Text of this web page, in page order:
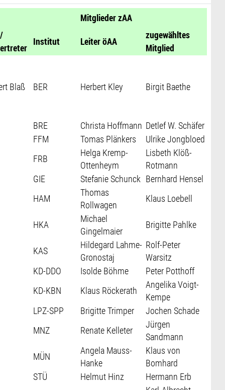
Mitglieder zAA
Institut Leiter öAA
zugewähltes
Mitglied
Blaß BER Herbert Kley Birgit Baethe
BRE Christa Hoffmann Detlef W. Schäfer
FFM Tomas Plänkers
Ulrike Jongbloed
FRB
Helga Kremp-
Ottenheym
Lisbeth Klöß-
Rotmann
GIE Stefanie Schunck Bernhard Hensel
HAM
Thomas
Rollwagen
Klaus Loebell
HKA
Michael
Gingelmaier
Brigitte Pahlke
KAS
Hildegard Lahme-
Gronostaj
Rolf-Peter
Warsitz
KD-DDO Isolde Böhme
Peter Potthoff
KD-KBN
Klaus Röckerath
Angelika Voigt-
Kempe
LPZ-SPP Brigitte Trimper
Jochen Schade
MNZ Renate Kelleter
Jürgen
Sandmann
MÜN
Angela Mauss-
Hanke
Klaus von
Bomhard
STÜ Helmut Hinz
Hermann Erb